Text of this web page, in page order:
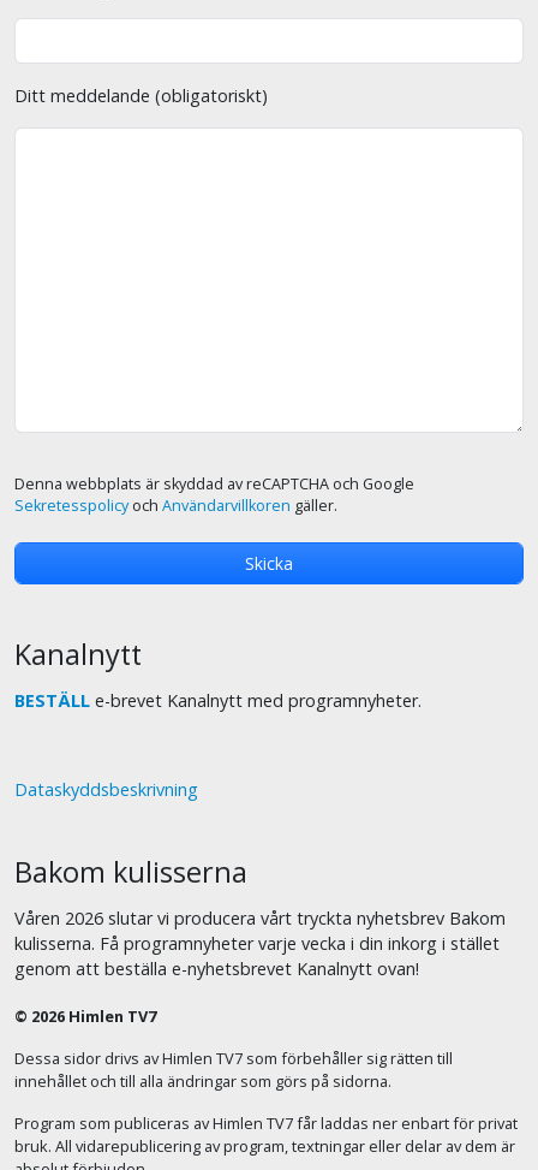
Ditt meddelande (obligatoriskt)
Denna webbplats är skyddad av reCAPTCHA och Google
Sekretesspolicyoch Användarvillkoren gäller.
Kanalnytt
BESTÄLL e-brevet Kanalnytt med programnyheter.
Dataskyddsbeskrivning
Bakom kulisserna
Våren 2026 slutar vi producera vårt tryckta nyhetsbrev Bakom
kulisserna. Få programnyheter varje vecka i din inkorg i stället
genom att beställa e-nyhetsbrevet Kanalnytt ovan!
© 2026 Himlen TV7
Dessa sidor drivs av Himlen TV7 som förbehåller sig rätten till
innehållet och till alla ändringar som görs på sidorna.
Program som publiceras av Himlen TV7 får laddas ner enbart för privat
bruk. All vidarepublicering av program, textningar eller delar av dem är